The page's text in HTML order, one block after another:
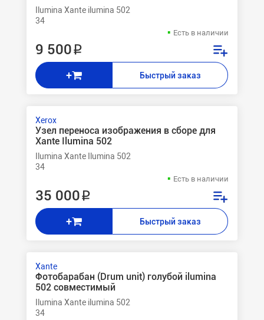
Ilumina Xante ilumina 502
34
Есть в наличии
9 500 ₽
+ Быстрый заказ
Xerox
Узел переноса изображения в сборе для
Xante Ilumina 502
Ilumina Xante Ilumina 502
34
Есть в наличии
35 000 ₽
+ Быстрый заказ
Xante
Фотобарабан (Drum unit) голубой ilumina
502 совместимый
Ilumina Xante ilumina 502
34